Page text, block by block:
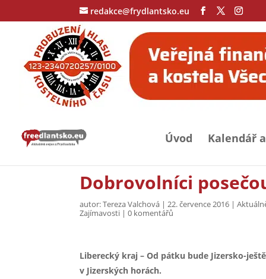
redakce@frydlantsko.eu
Úvod Kalendář
Dobrovolníci
autor:Tereza Valchová |22. července 2016 |
Zajímavosti |0 komentářů
Liberecký kraj – Od pátku bude Jizersko-
v Jizerských horách.